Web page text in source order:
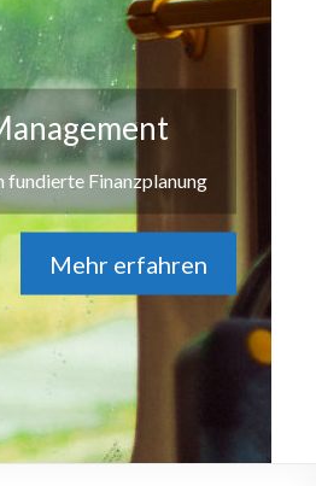
fundierte Finanzplanung
Mehr erfahren